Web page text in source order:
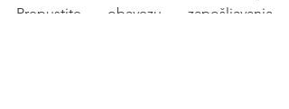
Prepustite obavezu zapošljavanja